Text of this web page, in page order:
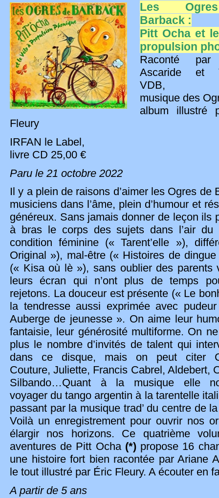
Les
Barback :
Pitt Ocha et
propulsion
Raconté par
Ascaride et
VDB,
musique des
album illustré
Fleury
IRFAN le Label,
livre CD 25,00 €
Paru le 21 octobre 2022
Il y a plein de raisons d’aimer les Ogres de
musiciens dans l’âme, plein d’humour et
généreux. Sans jamais donner de leçon ils
à bras le corps des sujets dans l’air du
condition féminine (« Tarent’elle »),
Original »), mal-être (« Histoires de
(« Kisa où lè »), sans oublier des parents
leurs écran qui n’ont plus de temps
rejetons. La douceur est présente (« Le
la tendresse aussi exprimée avec
Auberge de jeunesse ». On aime leur
fantaisie, leur générosité multiforme. On
plus le nombre d’invités de talent qui
dans ce disque, mais on peut citer
Couture, Juliette, Francis Cabrel, Aldebert,
Silbando…Quant à la musique elle
voyager du tango argentin à la tarentelle
passant par la musique trad’ du centre de
Voilà un enregistrement pour ouvrir nos
élargir nos horizons. Ce quatrième
aventures de Pitt Ocha (*) propose 16
une histoire fort bien racontée par Ariane
le tout illustré par Éric Fleury. A écouter en
A partir de 5 ans